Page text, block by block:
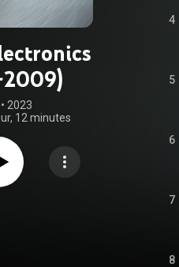
• 2023
12 minutes
4
5
6
7
8